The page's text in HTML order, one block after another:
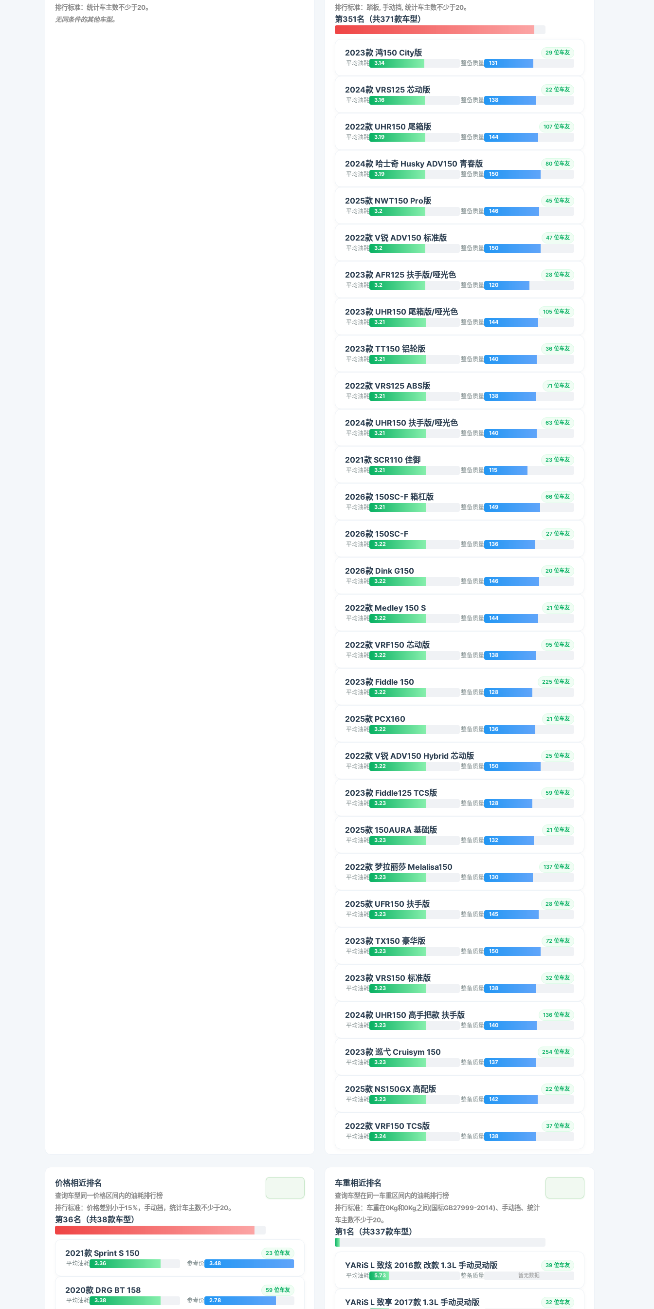
排行标准：统计车主数不少于20。
无同条件的其他车型。
排行标准：踏板, 手动挡, 统计车主数不少于20。
第351名（共371款车型）
2023款 鸿150 City版 29 位车友
平均油耗 3.14 整备质量 131
2024款 VRS125 芯动版 22 位车友
平均油耗 3.16 整备质量 138
2022款 UHR150 尾箱版 107 位车友
平均油耗 3.19 整备质量 144
2024款 哈士奇 Husky ADV150 青春版 80 位车友
平均油耗 3.19 整备质量 150
2025款 NWT150 Pro版 45 位车友
平均油耗 3.2 整备质量 146
2022款 V锐 ADV150 标准版 47 位车友
平均油耗 3.2 整备质量 150
2023款 AFR125 扶手版/哑光色 28 位车友
平均油耗 3.2 整备质量 120
2023款 UHR150 尾箱版/哑光色 105 位车友
平均油耗 3.21 整备质量 144
2023款 TT150 铝轮版 36 位车友
平均油耗 3.21 整备质量 140
2022款 VRS125 ABS版 71 位车友
平均油耗 3.21 整备质量 138
2024款 UHR150 扶手版/哑光色 63 位车友
平均油耗 3.21 整备质量 140
2021款 SCR110 佳御 23 位车友
平均油耗 3.21 整备质量 115
2026款 150SC-F 箱杠版 66 位车友
平均油耗 3.21 整备质量 149
2026款 150SC-F 27 位车友
平均油耗 3.22 整备质量 136
2026款 Dink G150 20 位车友
平均油耗 3.22 整备质量 146
2022款 Medley 150 S 21 位车友
平均油耗 3.22 整备质量 144
2022款 VRF150 芯动版 95 位车友
平均油耗 3.22 整备质量 138
2023款 Fiddle 150 225 位车友
平均油耗 3.22 整备质量 128
2025款 PCX160 21 位车友
平均油耗 3.22 整备质量 136
2022款 V锐 ADV150 Hybrid 芯动版 25 位车友
平均油耗 3.22 整备质量 150
2023款 Fiddle125 TCS版 59 位车友
平均油耗 3.23 整备质量 128
2025款 150AURA 基础版 21 位车友
平均油耗 3.23 整备质量 132
2022款 梦拉丽莎 Melalisa150 137 位车友
平均油耗 3.23 整备质量 130
2025款 UFR150 扶手版 28 位车友
平均油耗 3.23 整备质量 145
2023款 TX150 豪华版 72 位车友
平均油耗 3.23 整备质量 150
2023款 VRS150 标准版 32 位车友
平均油耗 3.23 整备质量 138
2024款 UHR150 高手把款 扶手版 136 位车友
平均油耗 3.23 整备质量 140
2023款 巡弋 Cruisym 150 254 位车友
平均油耗 3.23 整备质量 137
2025款 NS150GX 高配版 22 位车友
平均油耗 3.23 整备质量 142
2022款 VRF150 TCS版 37 位车友
平均油耗 3.24 整备质量 138
价格相近排名
查询车型同一价格区间内的油耗排行榜
排行标准：价格差别小于15%，手动挡，统计车主数不少于20。
第36名（共38款车型）
2021款 Sprint S 150 23 位车友
平均油耗 3.36 参考价 3.48
2020款 DRG BT 158 59 位车友
平均油耗 3.38 参考价 2.78
车重相近排名
查询车型在同一车重区间内的油耗排行榜
排行标准：车重在0Kg和0Kg之间(国标GB27999-2014)、手动挡、统计
车主数不少于20。
第1名（共337款车型）
YARiS L 致炫 2016款 改款 1.3L 手动灵动版 39 位车友
平均油耗 5.73 整备质量 暂无数据
YARiS L 致享 2017款 1.3L 手动灵动版 32 位车友